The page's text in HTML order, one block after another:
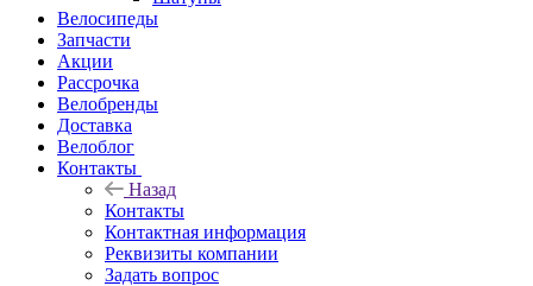
Велосипеды
Запчасти
Акции
Рассрочка
Велобренды
Доставка
Велоблог
Контакты
Назад
Контакты
Контактная информация
Реквизиты компании
Задать вопрос